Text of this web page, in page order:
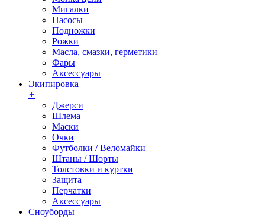
Мигалки
Насосы
Подножки
Рожки
Масла, смазки, герметики
Фары
Аксессуары
Экипировка
+
Джерси
Шлема
Маски
Очки
Футболки / Веломайки
Штаны / Шорты
Толстовки и куртки
Защита
Перчатки
Аксессуары
Сноуборды